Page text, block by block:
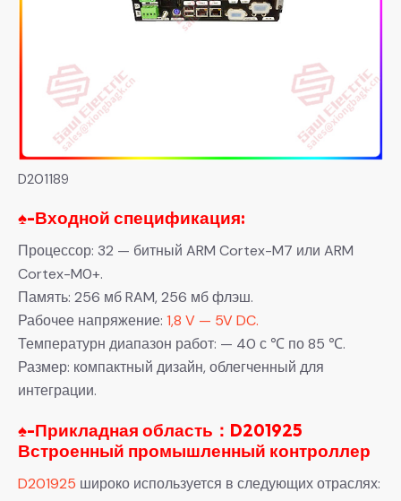
D201189
♠-Входной спецификация:
Процессор: 32 — битный ARM Cortex-M7 или ARM
Cortex-M0+.
Память: 256 мб RAM, 256 мб флэш.
Рабочее напряжение: 1,8 V — 5V DC.
Температурн диапазон работ: — 40 с ℃ по 85 ℃.
Размер: компактный дизайн, облегченный для
интеграции.
♠-Прикладная область：D201925
Встроенный промышленный контроллер
D201925 широко используется в следующих отраслях: